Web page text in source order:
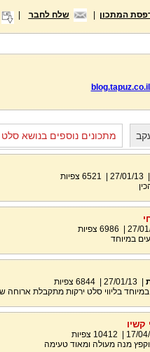
המתכון שלח לחבר
מתכונים נוספים בנושא סלט
|
27/01/13
6521 צפיות
27/
6986 צפיות
במיוחד
|
27/01/13
|
6844 צפיות
במיוחד בליווי סלט ירקות מתקבלת
קשיו
17/
10412 צפיות
מנה מעולה ומאוד טעימה